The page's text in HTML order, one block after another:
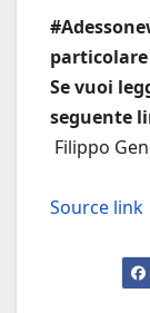
Se vuoi
seguente
Filippo
Source link